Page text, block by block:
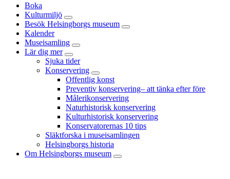
Boka
Kulturmiljö
Besök Helsingborgs museum
Kalender
Museisamling
Lär dig mer
Sjuka tider
Konservering
Offentlig konst
Preventiv konservering– att tänka efter före
Målerikonservering
Naturhistorisk konservering
Kulturhistorisk konservering
Konservatorernas 10 tips
Släktforska i museisamlingen
Helsingborgs historia
Om Helsingborgs museum